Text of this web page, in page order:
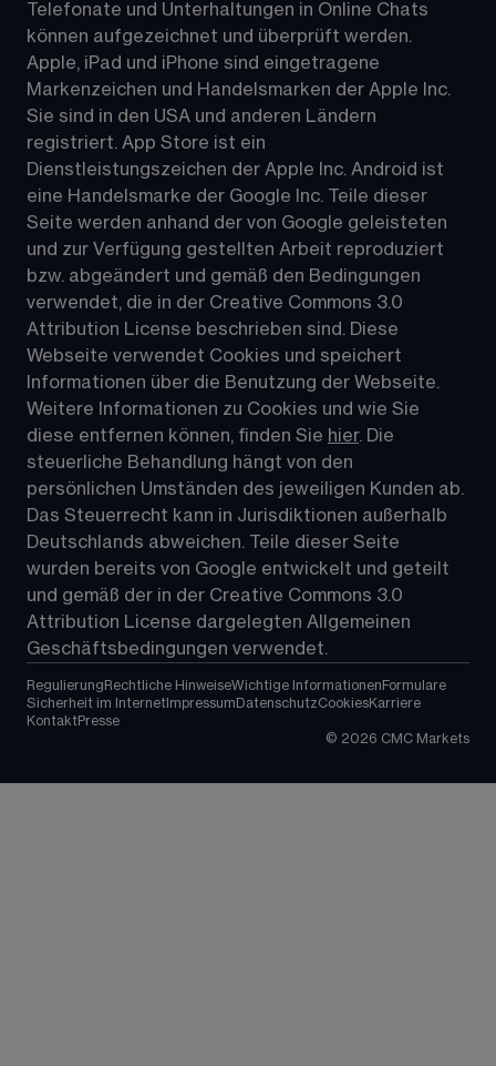
Telefonate und Unterhaltungen in Online Chats
können aufgezeichnet und überprüft werden.
Apple, iPad und iPhone sind eingetragene
Markenzeichen und Handelsmarken der Apple Inc.
Sie sind in den USA und anderen Ländern
registriert. App Store ist ein
Dienstleistungszeichen der Apple Inc. Android ist
eine Handelsmarke der Google Inc. Teile dieser
Seite werden anhand der von Google geleisteten
und zur Verfügung gestellten Arbeit reproduziert
bzw. abgeändert und gemäß den Bedingungen
verwendet, die in der Creative Commons 3.0
Attribution License beschrieben sind. Diese
Webseite verwendet Cookies und speichert
Informationen über die Benutzung der Webseite.
Weitere Informationen zu Cookies und wie Sie
diese entfernen können, finden Sie hier. Die
steuerliche Behandlung hängt von den
persönlichen Umständen des jeweiligen Kunden ab.
Das Steuerrecht kann in Jurisdiktionen außerhalb
Deutschlands abweichen. Teile dieser Seite
wurden bereits von Google entwickelt und geteilt
und gemäß der in der Creative Commons 3.0
Attribution License dargelegten Allgemeinen
Geschäftsbedingungen verwendet.
Regulierung Rechtliche HinweiseWichtige Informationen Formulare
Sicherheit im Internet Impressum DatenschutzCookiesKarriere
KontaktPresse
© 2026 CMC Markets